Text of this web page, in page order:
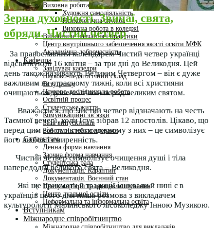
Виховна робота
Художня самодіяльність
Психологічна служба
Виховна робота в коледжі
Виробниче навчання і практики
Центр внутрішнього забезпечення якості освіти МФК
Академічна доброчесність
Кафедра
Завідувач кафедри
Науково-педагогічний склад
Вступнику
Науково-дослідницька робота
Освітній процес
Студентське життя
Комунікаційні зв’язки
База випускників
Робота зі стейкхолдерами
Студентам
Денна форма навчання
Заочна форма навчання
Студентська рада
Документація. Карантин
Документація. Воєнний стан
Центр кар’єри та працевлаштування
Центр дуальної освіти
Неформальна та інформальна освіта
Вступникам
Міжнародне співробітництво
Зерна духовності. Звичаї, свята,
обряди. Чистий четвер
За православним календарем Чистий четвер українці
відсвяткують 16 квітня – за три дні до Великодня. Цей
день також називають Великим Четвергом – він є дуже
важливим на страсному тижні, коли всі християни
очищаються душею і тілом перед великим святом.
Вважається, що Чистий четвер відзначають на честь
Таємної вечері, коли Ісус зібрав 12 апостолів. Цікаво, що
перед цим він омив ноги кожному з них – це символізує
його любов і смиренність.
Чистий четвер символізує очищення душі і тіла
напередодні великого свята – Великодня.
Які ще прикмети й традиції існували й нині є в
українців цього дня наша розмова з викладачем
культурології Малинського лісоколеджу Інною Музикою.